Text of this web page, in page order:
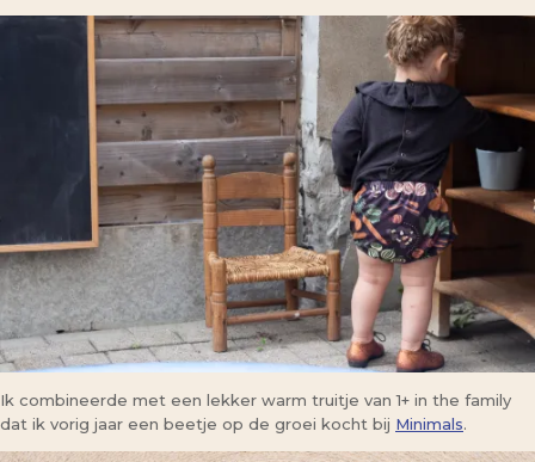
Ik combineerde met een lekker warm truitje van 1+ in the family
dat ik vorig jaar een beetje op de groei kocht bij Minimals.